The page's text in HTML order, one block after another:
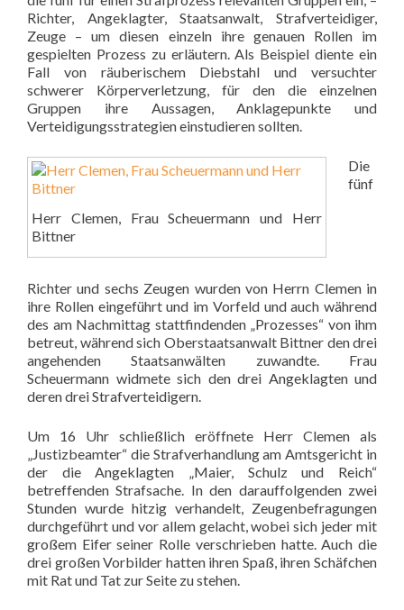
Richter,
Angeklagter, Staatsanwalt, Strafverteidiger,
Zeuge – um diesen einzeln ihre genauen Rollen im
gespielten Prozess zu erläutern. Als Beispiel diente ein
Fall von räuberischem Diebstahl
und versuchter
schwerer Körperverletzung, für den die einzelnen
Gruppen ihre Aussagen,
Anklagepunkte und
Verteidigungsstrategien einstudieren sollten.
Herr Clemen, Frau Scheuermann und Herr
Bittner
Die
fünf
Richter und sechs Zeugen wurden von Herrn Clemen in
ihre Rollen eingeführt und im Vorfeld und auch während
des am Nachmittag stattfindenden „Prozesses“ von ihm
betreut, während sich Oberstaatsanwalt Bittner den drei
angehenden
Staatsanwälten zuwandte. Frau
Scheuermann widmete sich den drei Angeklagten und
deren dreiStrafverteidigern.
Um 16 Uhr schließlich eröffnete
Herr Clemen als
„Justizbeamter“ die Strafverhandlung am Amtsgericht in
der die Angeklagten „Maier, Schulz und Reich“
betreffenden Strafsache. In den darauffolgenden zwei
Stunden wurde hitzig verhandelt, Zeugenbefragungen
durchgeführt und vor allem gelacht, wobei sich jeder mit
großem Eifer seiner Rolle verschrieben hatte. Auch die
drei großen Vorbilder hatten ihren Spaß, ihren Schäfchen
mit Rat und Tat zur Seite zu stehen.